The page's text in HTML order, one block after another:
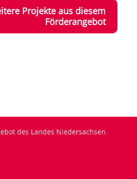
Projekte aus diesem
Förderangebot
des Landes Niedersachsen.